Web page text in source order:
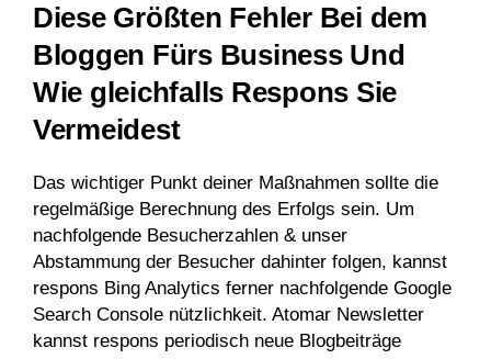
Diese Größten Fehler Bei dem
Bloggen Fürs Business Und
Wie gleichfalls Respons Sie
Vermeidest
Das wichtiger Punkt deiner Maßnahmen sollte die
regelmäßige Berechnung des Erfolgs sein. Um
nachfolgende Besucherzahlen & unser
Abstammung der Besucher dahinter folgen, kannst
respons Bing Analytics ferner nachfolgende Google
Search Console nützlichkeit. Atomar Newsletter
kannst respons periodisch neue Blogbeiträge